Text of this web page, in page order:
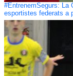
#EntrenemSegurs: La
esportistes federats a